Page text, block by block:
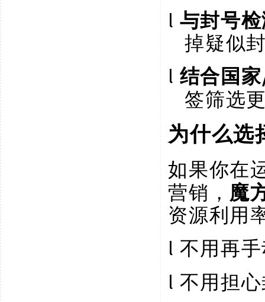
l 与封号
掉疑似
l 结合国家
签筛选
为什么选
如果你在
营销， 魔
资源利用
l 不用再
l 不用担